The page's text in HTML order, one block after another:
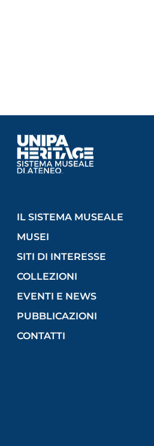
IL SISTEMA MUSEALE
MUSEI
SITI DI INTERESSE
COLLEZIONI
EVENTI E NEWS
PUBBLICAZIONI
CONTATTI